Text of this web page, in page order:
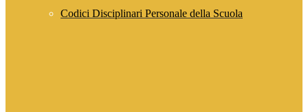
Codici Disciplinari Personale della Scuola